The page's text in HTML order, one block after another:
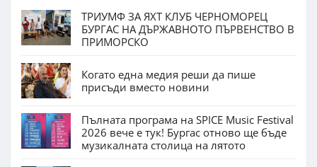
ТРИУМФ ЗА ЯХТ КЛУБ ЧЕРНОМОРЕЦ
БУРГАС НА ДЪРЖАВНОТО ПЪРВЕНСТВО В
ПРИМОРСКО
Когато една медия реши да пише
присъди вместо новини
Пълната програма на SPICE Music Festival
2026 вече е тук! Бургас отново ще бъде
музикалната столица на лятото